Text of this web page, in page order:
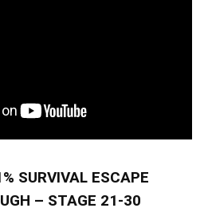
SURVIVAL ESCAPE
– STAGE 21-30